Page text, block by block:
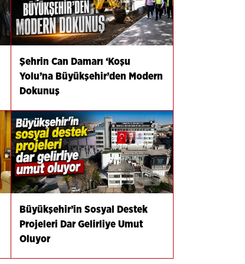
Şehrin Can Damarı ‘Koşu
Yolu’na Büyükşehir’den Modern
Dokunuş
Büyükşehir’in Sosyal Destek
Projeleri Dar Gelirliye Umut
Oluyor